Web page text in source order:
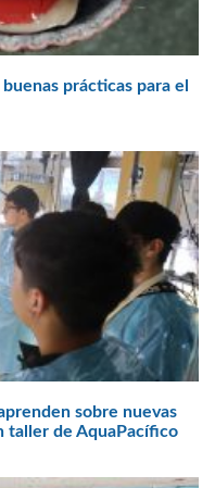
prácticas para el
sobre nuevas
taller de AquaPacífico